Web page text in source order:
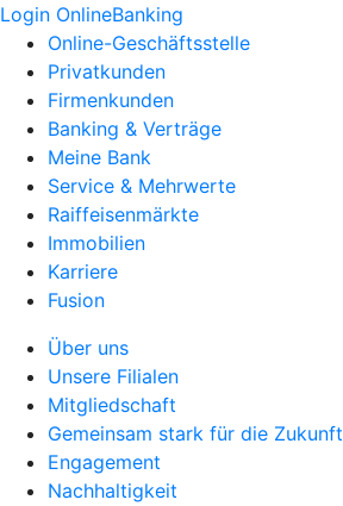
Login OnlineBanking
Online-Geschäftsstelle
Privatkunden
Firmenkunden
Banking & Verträge
Meine Bank
Service & Mehrwerte
Raiffeisenmärkte
Immobilien
Karriere
Fusion
Über uns
Unsere Filialen
Mitgliedschaft
Gemeinsam stark für die Zukunft
Engagement
Nachhaltigkeit